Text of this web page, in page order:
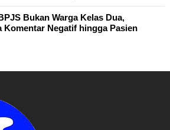
Bukan Warga Kelas Dua,
Komentar Negatif hingga Pasien